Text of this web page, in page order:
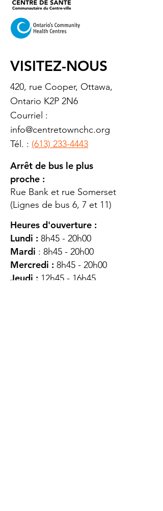
VISITEZ-NOUS
420, rue Cooper, Ottawa,
Ontario K2P 2N6
Courriel :
info@centretownchc.org
Tél. : (613) 233-4443
Arrêt de bus le plus
proche :
Rue Bank et rue Somerset
(Lignes de bus 6, 7 et 11)
Heures d'ouverture :
Lundi : 8h45 - 20h00
Mardi : 8h45 - 20h00
Mercredi : 8h45 - 20h00
Jeudi : 12h45 - 16h45